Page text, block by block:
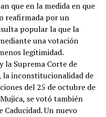
que en la medida en que
reafirmada por un
popular la que la
una votación
legitimidad.
la Suprema Corte de
la inconstitucionalidad de
del 25 de octubre de
se votó también
Caducidad. Un nuevo